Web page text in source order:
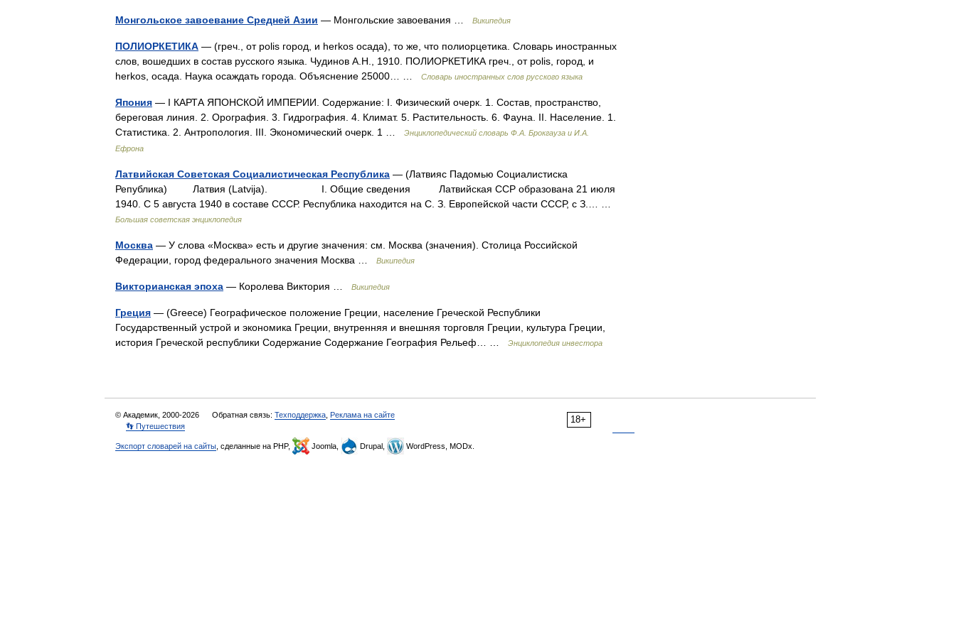
Монгольское завоевание Средней Азии — Монгольские завоевания … Википедия
ПОЛИОРКЕТИКА — (греч., от polis город, и herkos осада), то же, что полиорцетика. Словарь иностранных
слов, вошедших в состав русского языка. Чудинов А.Н., 1910. ПОЛИОРКЕТИКА греч., от polis, город, и
herkos, осада. Наука осаждать города. Объяснение 25000… …
Словарь иностранных слов русского языка
Япония — I КАРТА ЯПОНСКОЙ ИМПЕРИИ. Содержание: I. Физический очерк. 1. Состав, пространство,
береговая линия. 2. Орография. 3. Гидрография. 4. Климат. 5. Растительность. 6. Фауна. II. Население. 1.
Статистика. 2. Антропология. III. Экономический очерк. 1 …
Энциклопедический словарь Ф.А. Брокгауза и И.А.
Ефрона
Латвийская Советская Социалистическая Республика — (Латвияс Падомью Социалистиска
Република) Латвия (Latvija). I. Общие сведения Латвийская ССР образована 21 июля
1940. С 5 августа 1940 в составе СССР. Республика находится на С. З. Европейской части СССР, с З.… …
Большая советская энциклопедия
Москва — У слова «Москва» есть и другие значения: см. Москва (значения). Столица Российской
Федерации, город федерального значения Москва …
Википедия
Викторианская эпоха — Королева Виктория … Википедия
Греция — (Greece) Географическое положение Греции, население Греческой Республики
Государственный устрой и экономика Греции, внутренняя и внешняя торговля Греции, культура Греции,
история Греческой республики Содержание Содержание География Рельеф… …
Энциклопедия инвестора
18+
© Академик, 2000-2026 Обратная связь: Техподдержка Реклама на сайте
👣 Путешествия
Экспорт словарей на сайты , сделанные на PHP, Joomla, Drupal, WordPress, MODx.